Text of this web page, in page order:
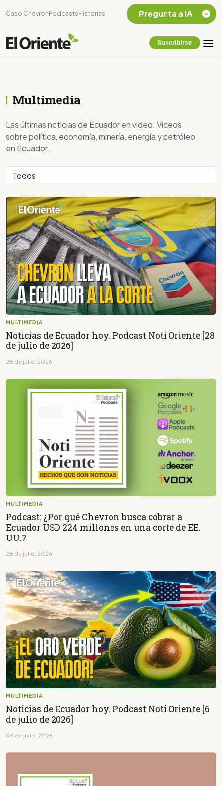
Caso Chevron Podcasts Historias
Suscribirse
Multimedia
Las últimas noticias de Ecuador en video. Videos
sobre política, economía, minería, energía y petróleo
en Ecuador.
MULTIMEDIA
Noticias de Ecuador hoy. Podcast Noti Oriente [28
de julio de 2026]
28 de julio, 2026
MULTIMEDIA
Podcast: ¿Por qué Chevron busca cobrar a
Ecuador USD 224 millones en una corte de EE.
UU.?
28 de julio, 2026
MULTIMEDIA
Noticias de Ecuador hoy. Podcast Noti Oriente [6
de julio de 2026]
06 de julio, 2026
Pregunta a IA
¿En que consiste la
tasa minera que rige en
Ecuador?